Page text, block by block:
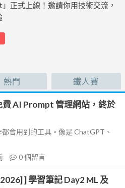
正式上線！邀請你用技術交流，
熱門 鐵人賽
費 AI Prompt 管理網站，終於
會用到的工具。像是 ChatGPT、
0個留言
] 學習筆記 Day2 ML 及